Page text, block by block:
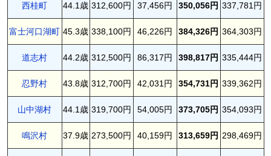
西桂町 44.1歳 312,600円 37,456円 350,056円 337,781円
富士河口湖町 45.3歳 338,100円 46,226円 384,326円 364,303円
道志村 44.2歳 312,500円 86,317円 398,817円 335,444円
忍野村 43.8歳 312,700円 42,031円 354,731円 339,362円
山中湖村 44.1歳 319,700円 54,005円 373,705円 354,093円
鳴沢村 37.9歳 273,500円 40,159円 313,659円 298,469円